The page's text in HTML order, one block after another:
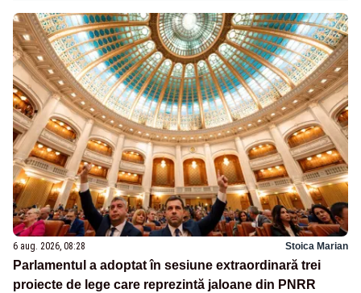
6 aug. 2026, 08:28 Stoica Marian
Parlamentul a adoptat în sesiune extraordinară trei
proiecte de lege care reprezintă jaloane din PNRR